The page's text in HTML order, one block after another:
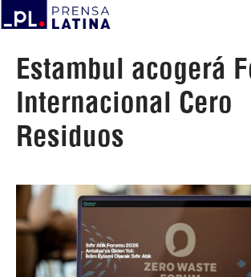
Estambul acogerá
Internacional Cero
Residuos